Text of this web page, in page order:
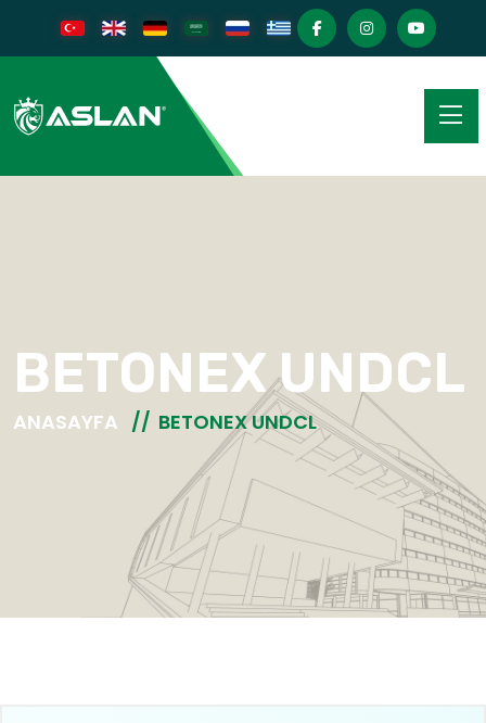
BETONEX UNDCL
ANASAYFA BETONEX UNDCL